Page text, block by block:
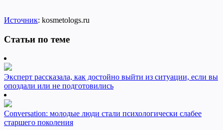
Источник: kosmetologs.ru
Статьи по теме
Эксперт рассказала, как достойно выйти из ситуации, если вы
опоздали или не подготовились
Conversation: молодые люди стали психологически слабее
старшего поколения